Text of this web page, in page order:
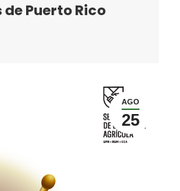
Puerto Rico
AGO
25